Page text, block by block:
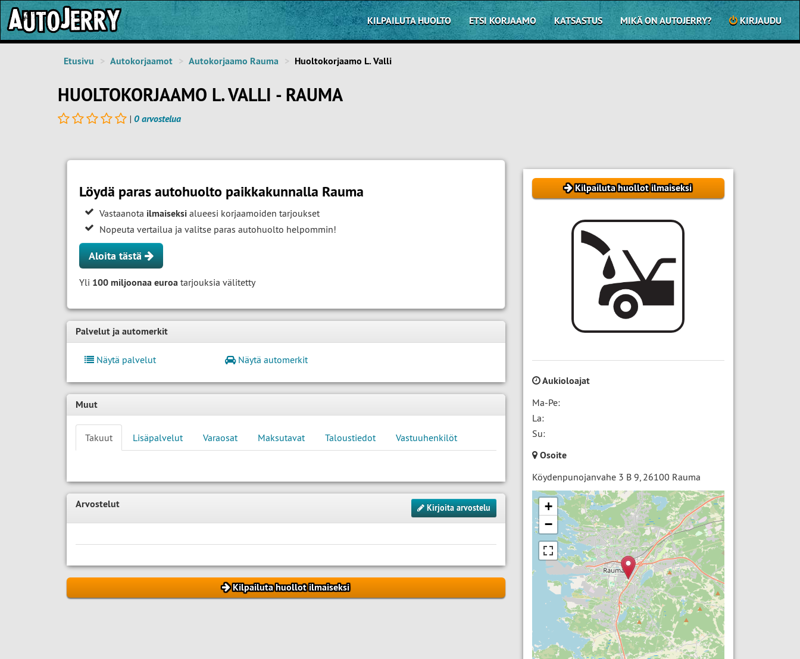
KILPAILUTA HUOLTO ETSI KORJAAMO KATSASTUS MIKÄ ON AUTOJERRY? KIRJAUDU
Etusivu Autokorjaamot Autokorjaamo Rauma Huoltokorjaamo L. Valli
HUOLTOKORJAAMO L. VALLI - RAUMA
| 0 arvostelua
Kilpailuta huollot ilmaiseksi
Aukioloajat
Ma-Pe:
La:
Su:
Osoite
Köydenpunojanvahe 3 B 9, 26100 Rauma
+
−
Löydä paras autohuolto paikkakunnalla Rauma
Vastaanota ilmaiseksi alueesi korjaamoiden tarjoukset
Nopeuta vertailua ja valitse paras autohuolto helpommin!
Aloita tästä
Yli 100 miljoonaa euroa tarjouksia välitetty
Palvelut ja automerkit
Näytä palvelut Näytä automerkit
Muut
Takuut Lisäpalvelut Varaosat Maksutavat Taloustiedot Vastuuhenkilöt
Arvostelut Kirjoita arvostelu
Kilpailuta huollot ilmaiseksi